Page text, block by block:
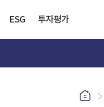
ESG 투자평가